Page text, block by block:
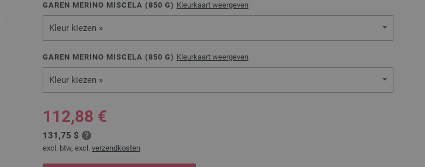
GAREN MERINO MISCELA (850 G) Kleurkaart weergeven
Kleur kiezen »
GAREN MERINO MISCELA (850 G) Kleurkaart weergeven
Kleur kiezen »
112,88 €
131,75 $
excl. btw, excl. verzendkosten